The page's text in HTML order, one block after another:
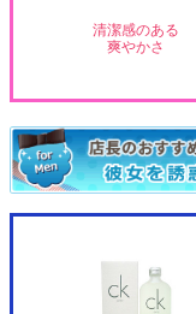
清潔感のある
爽やかさ